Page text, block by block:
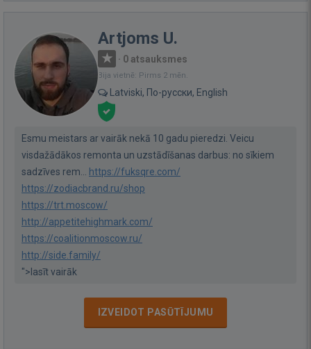
Artjoms U.
· 0 atsauksmes
Bija vietnē: Pirms 2 mēn.
Latviski, По-русски, English
Esmu meistars ar vairāk nekā 10 gadu pieredzi. Veicu
visdažādākos remonta un uzstādīšanas darbus: no sīkiem
sadzīves rem... https://fuksqre.com/
https://zodiacbrand.ru/shop
https://trt.moscow/
http://appetitehighmark.com/
https://coalitionmoscow.ru/
http://side.family/
">lasīt vairāk
IZVEIDOT PASŪTĪJUMU